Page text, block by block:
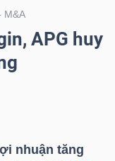
M&A
APG huy
nhuận tăng